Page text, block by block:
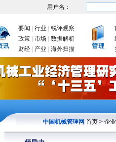
用户名：
要闻 行业
锐评观察
政策
市场
数据解析
财经
产业 海外扫描
中国机械管理网 首页 > 企